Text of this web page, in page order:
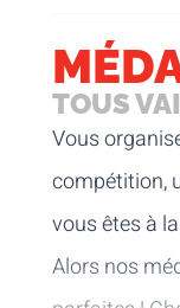
TOUS
Vous
compétition,
vous êtes à
Alors nos